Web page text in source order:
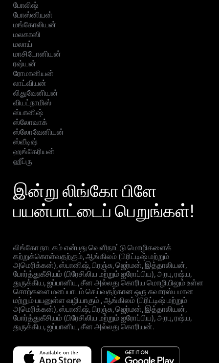
போலிஷ்
போஸ்னியன்
மங்கோலியன்
மலகாஸி
மலாய்
மாசிடோனியன்
ரஷ்யன்
ரோமானியன்
லாட்வியன்
லிதுவேனியன்
வியட்நாமிஸ்
ஸ்பானிஷ்
ஸ்லோவாக்
ஸ்லோவேனியன்
ஸ்வீடிஷ்
ஹங்கேரியன்
ஹீப்ரு
இன்று லிங்கோ பிளே
பயன்பாட்டைப் பெறுங்கள்!
லிங்கோ நாடகம் என்பது வெளிநாட்டு மொழிகளைக்
கற்றுக்கொள்வதற்கும், ஆங்கிலம் (பிரிட்டிஷ் மற்றும்
அமெரிக்கன்), ஸ்பானிஷ், பிரஞ்சு, ஜெர்மன், இத்தாலியன்,
போர்த்துகீசியம் (பிரேசிலிய மற்றும் ஐரோப்பிய), அரபு, ரஷ்ய,
துருக்கிய, ஜப்பானிய, சீன அல்லது கொரிய மொழியிலும் உள்ள
சொற்களை மனப்பாடம் செய்வதற்கான ஒரு சுவாரஸ்யமான
மற்றும் பயனுள்ள வழியாகும் , ஆங்கிலம் (பிரிட்டிஷ் மற்றும்
அமெரிக்கன்), ஸ்பானிஷ், பிரஞ்சு, ஜெர்மன், இத்தாலியன்,
போர்த்துகீசியம் (பிரேசிலிய மற்றும் ஐரோப்பிய), அரபு, ரஷ்ய,
துருக்கிய, ஜப்பானிய, சீன அல்லது கொரியன்.